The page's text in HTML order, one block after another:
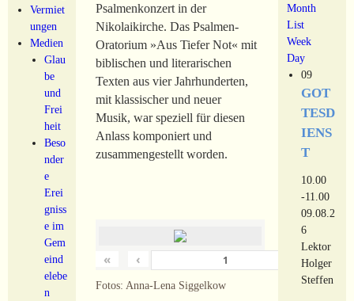
Vermiet
ungen
Medien
Glau
be
und
Frei
heit
Beso
nder
e
Erei
gniss
e im
Gem
eind
elebe
n
Psalmenkonzert in der
Nikolaikirche. Das Psalmen-
Oratorium »Aus Tiefer Not« mit
biblischen und literarischen
Texten aus vier Jahrhunderten,
mit klassischer und neuer
Musik, war speziell für diesen
Anlass komponiert und
zusammengestellt worden.
« ‹ von18
Fotos: Anna-Lena Siggelkow
Month
List
Week
Day
09
GOT
TESD
IENS
T
10.00
-11.00
09.08.2
6
Lektor
Holger
Steffen